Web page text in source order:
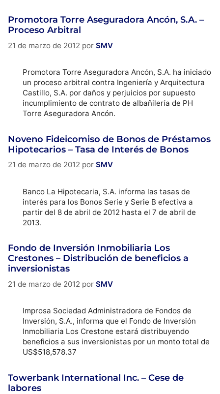
Promotora Torre Aseguradora Ancón, S.A. –
Proceso Arbitral
21 de marzo de 2012 por SMV
Promotora Torre Aseguradora Ancón, S.A. ha iniciado
un proceso arbitral contra Ingeniería y Arquitectura
Castillo, S.A. por daños y perjuicios por supuesto
incumplimiento de contrato de albañilería de PH
Torre Aseguradora Ancón.
Noveno Fideicomiso de Bonos de Préstamos
Hipotecarios – Tasa de Interés de Bonos
21 de marzo de 2012 por SMV
Banco La Hipotecaria, S.A. informa las tasas de
interés para los Bonos Serie y Serie B efectiva a
partir del 8 de abril de 2012 hasta el 7 de abril de
2013.
Fondo de Inversión Inmobiliaria Los
Crestones – Distribución de beneficios a
inversionistas
21 de marzo de 2012 por SMV
Improsa Sociedad Administradora de Fondos de
Inversión, S.A., informa que el Fondo de Inversión
Inmobiliaria Los Crestone estará distribuyendo
beneficios a sus inversionistas por un monto total de
US$518,578.37
Towerbank International Inc. – Cese de
labores